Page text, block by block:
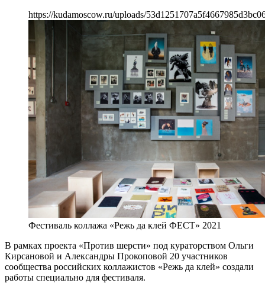
https://kudamoscow.ru/uploads/
Фестиваль коллажа «Режь да клей ФЕСТ» 2021
В рамках проекта «Против шерсти» под кураторством Ольги
Кирсановой и Александры Прокоповой 20 участников
сообщества российских коллажистов «Режь да клей» создали
работы специально для фестиваля.